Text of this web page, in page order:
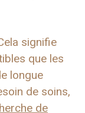
signifie
que les
longue
de soins,
de